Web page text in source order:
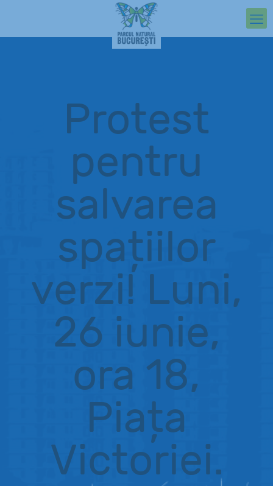
Protest
pentru
salvarea
spațiilor
verzi! Luni,
26 iunie,
ora 18,
Piața
Victoriei.